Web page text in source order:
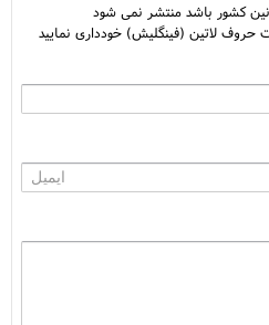
کشور باشد منتشر نمی شود
لاتین (فینگلیش) خودداری نمایید